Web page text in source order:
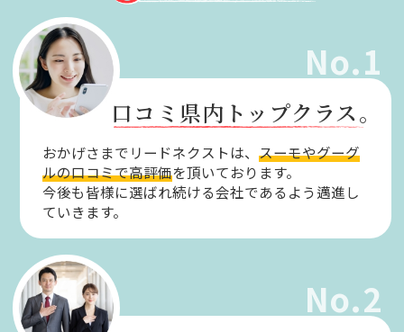
No.1
口コミ県内トップクラス。
おかげさまでリードネクストは、スーモやグーグ
ルの口コミで高評価を頂いております。
今後も皆様に選ばれ続ける会社であるよう邁進し
ていきます。
No.2